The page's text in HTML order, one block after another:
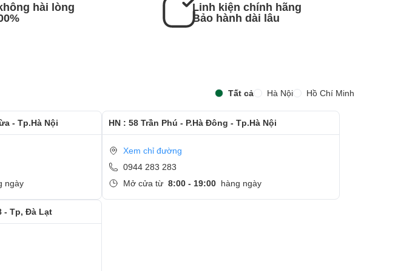
mới
hài lòng
Linh kiện chính hãng
Bảo hành dài lâu
Tất cả Hà Nội Hồ Chí Minh
- Tp.Hà Nội
ngày
HN : 58 Trần Phú - P.Hà Đông - Tp.Hà Nội
Xem chỉ đường
0944 283 283
Mở cửa từ 8:00 - 19:00 hàng ngày
- Tp, Đà Lạt